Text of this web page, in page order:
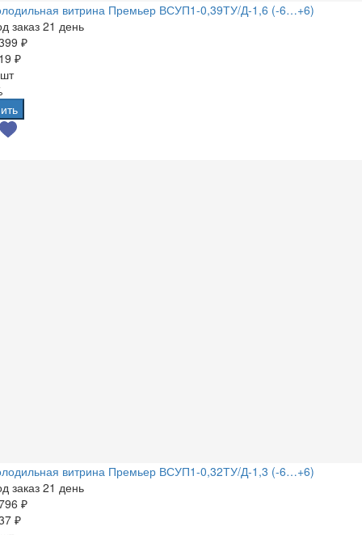
витрина Премьер ВСУП1-0,39ТУ/Д-1,6 (-6…+6)
заказ 21 день
₽
₽
витрина Премьер ВСУП1-0,32ТУ/Д-1,3 (-6…+6)
заказ 21 день
₽
₽